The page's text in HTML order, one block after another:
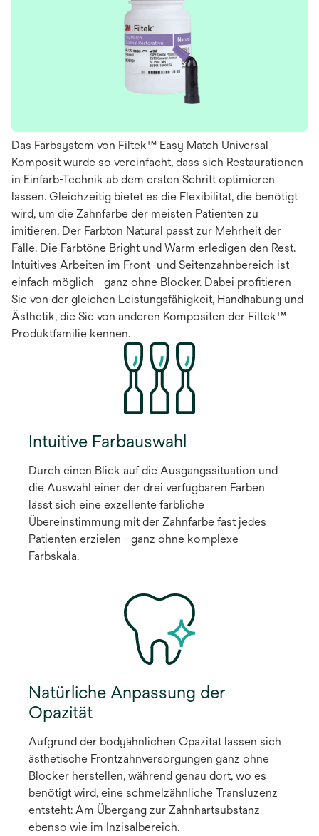
Das Farbsystem von Filtek™ Easy Match Universal
Komposit wurde so vereinfacht, dass sich Restaurationen
in Einfarb-Technik ab dem ersten Schritt optimieren
lassen. Gleichzeitig bietet es die Flexibilität, die benötigt
wird, um die Zahnfarbe der meisten Patienten zu
imitieren. Der Farbton Natural passt zur Mehrheit der
Fälle. Die Farbtöne Bright und Warm erledigen den Rest.
Intuitives Arbeiten im Front- und Seitenzahnbereich ist
einfach möglich - ganz ohne Blocker. Dabei profitieren
Sie von der gleichen Leistungsfähigkeit, Handhabung und
Ästhetik, die Sie von anderen Kompositen der Filtek™
Produktfamilie kennen.
Intuitive Farbauswahl
Durch einen Blick auf die Ausgangssituation und
die Auswahl einer der drei verfügbaren Farben
lässt sich eine exzellente farbliche
Übereinstimmung mit der Zahnfarbe fast jedes
Patienten erzielen - ganz ohne komplexe
Farbskala.
Natürliche Anpassung der
Opazität
Aufgrund der bodyähnlichen Opazität lassen sich
ästhetische Frontzahnversorgungen ganz ohne
Blocker herstellen, während genau dort, wo es
benötigt wird, eine schmelzähnliche Transluzenz
entsteht: Am Übergang zur Zahnhartsubstanz
ebenso wie im Inzisalbereich.